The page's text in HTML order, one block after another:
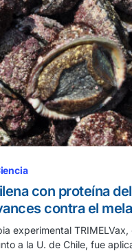
con proteína
contra el
experimental
a la U. de Chile, fue